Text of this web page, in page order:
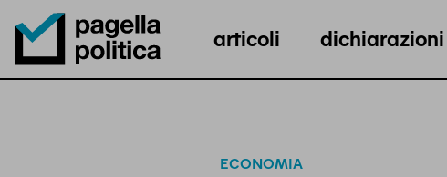
Pagella Politica Logo
articoli dichiarazioni
ECONOMIA